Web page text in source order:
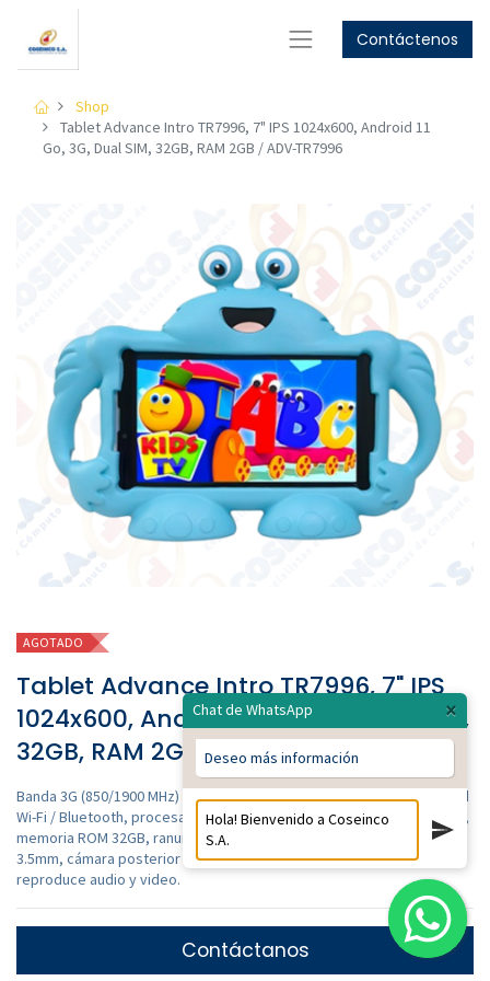
Contáctenos
Shop
Tablet Advance Intro TR7996, 7" IPS 1024x600, Android 11
Go, 3G, Dual SIM, 32GB, RAM 2GB / ADV-TR7996
AGOTADO
Tablet Advance Intro TR7996, 7" IPS
1024x600, Android 11 Go, 3G, Dual SIM,
32GB, RAM 2GB / ADV-TR7996
Banda 3G (850/1900 MHz) / 2G (850/900/1800/1900 MHz), Conectividad
Wi-Fi / Bluetooth, procesador SC7731 Quad-Core, memoria RAM 2 GB,
memoria ROM 32GB, ranura microSD (soporta hasta 32GB), conector
3.5mm, cámara posterior 2.0 MP, cámara frontal 0.3 MP, radio FM,
reproduce audio y video.
Contáctanos
GET
Women's Collection
Shop Now
Men's Collection
Chat de WhatsApp ×
Deseo más información